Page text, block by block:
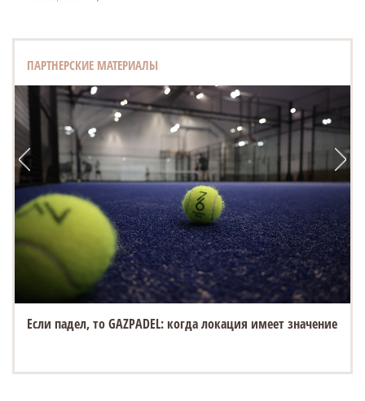
ПАРТНЕРСКИЕ МАТЕРИАЛЫ
Если падел, то GAZPADEL: когда локация имеет значение